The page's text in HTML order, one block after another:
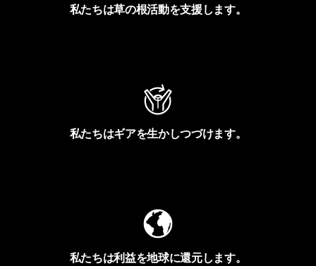
私たちは草の根活動を支援します。
私たちはギアを生かしつづけます。
私たちは利益を地球に還元します。